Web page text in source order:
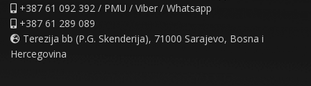
+387 61 092 392 / PMU / Viber / Whatsapp
+387 61 289 089
Terezija bb (P.G. Skenderija), 71000 Sarajevo, Bosna i
Hercegovina